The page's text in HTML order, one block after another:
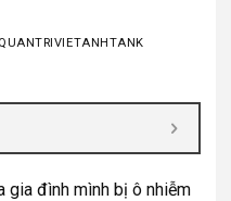
QUANTRIVIETANHTANK
gia đình mình bị ô nhiễm